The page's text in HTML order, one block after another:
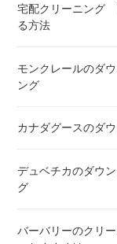
宅配クリーニング
る方法
モンクレールのダ
ング
カナダグースのダ
カナダグースの
デュベチカのダウ
グ
バーバリーのクリ